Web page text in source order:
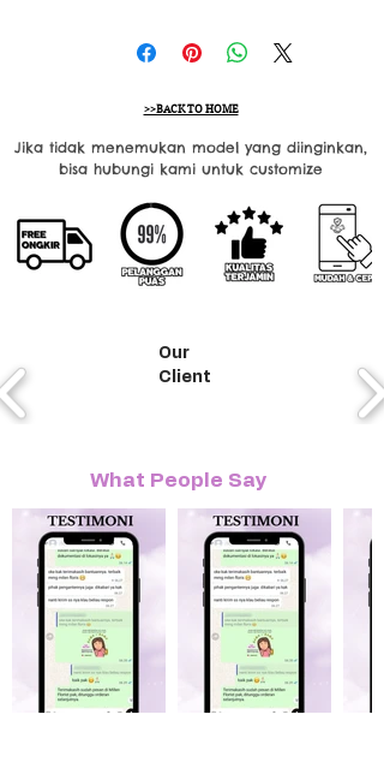
>>BACK TO HOME
Jika tidak menemukan model yang diinginkan,
bisa hubungi kami untuk customize
Our
Client
What People Say